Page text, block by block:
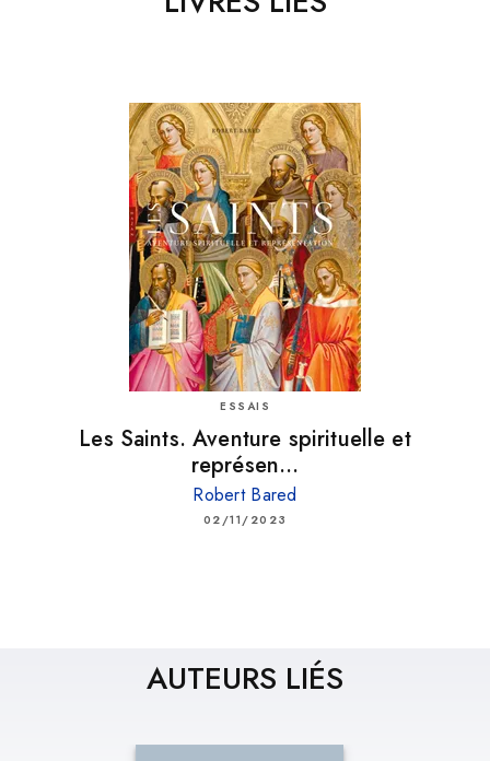
ESSAIS
Les Saints. Aventure spirituelle et
représen…
Robert Bared
02/11/2023
AUTEURS LIÉS